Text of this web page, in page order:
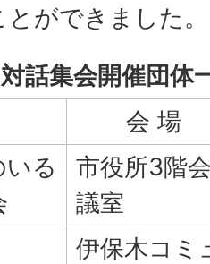
ができました。
話集会開催団体
会 場
る
市役所3階
議室
伊保木コミ